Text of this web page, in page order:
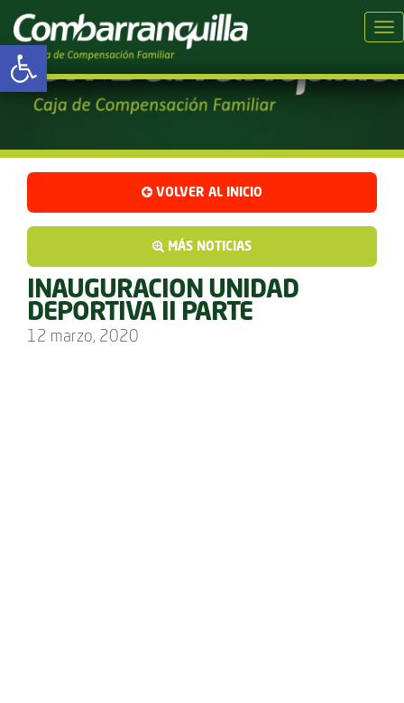
Abrir barra de herramientas
VOLVER AL INICIO
MÁS NOTICIAS
INAUGURACION UNIDAD
DEPORTIVA II PARTE
12 marzo, 2020